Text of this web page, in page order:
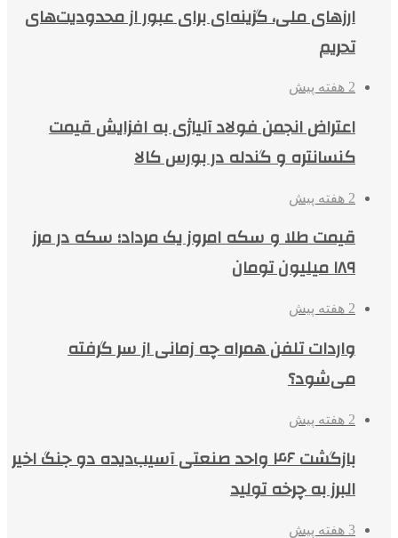
ارزهای ملی، گزینه‌ای برای عبور از محدودیت‌های
تحریم
2 هفته پیش
اعتراض انجمن فولاد آلیاژی به افزایش قیمت
کنسانتره و گندله در بورس کالا
2 هفته پیش
قیمت طلا و سکه امروز یک مرداد؛ سکه در مرز
۱۸۹ میلیون تومان
2 هفته پیش
واردات تلفن همراه چه زمانی از سر گرفته
می‌شود؟
2 هفته پیش
بازگشت ۴۶ واحد صنعتی آسیب‌دیده دو جنگ اخیر
البرز به چرخه تولید
3 هفته پیش